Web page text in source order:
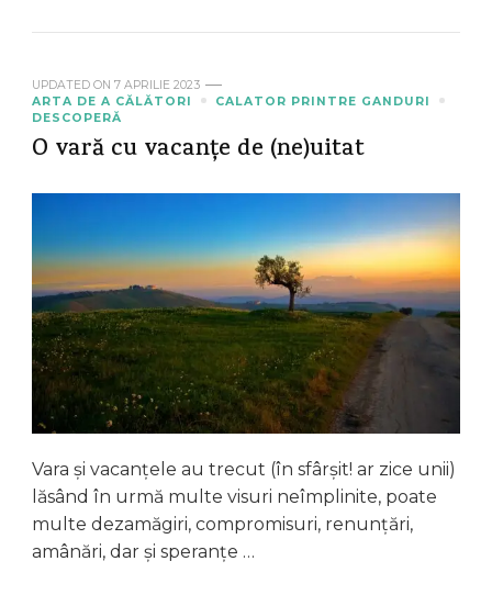
UPDATED ON 7 APRILIE 2023
ARTA DE A CĂLĂTORI
CALATOR PRINTRE GANDURI
DESCOPERĂ
O vară cu vacanțe de (ne)uitat
Vara și vacanțele au trecut (în sfârșit! ar zice unii)
lăsând în urmă multe visuri neîmplinite, poate
multe dezamăgiri, compromisuri, renunțări,
amânări, dar și speranțe …